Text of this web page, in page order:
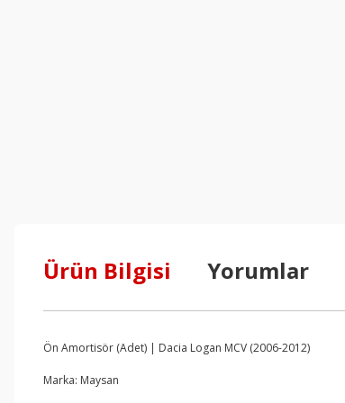
Ürün Bilgisi Yorumlar
Ön Amortisör (Adet) | Dacia Logan MCV (2006-2012)
Marka: Maysan